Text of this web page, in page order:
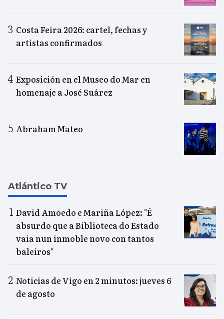
Costa Feira 2026: cartel, fechas y
artistas confirmados
Exposición en el Museo do Mar en
homenaje a José Suárez
Abraham Mateo
Atlántico TV
David Amoedo e Mariña López: "É
absurdo que a Biblioteca do Estado
vaia nun inmoble novo con tantos
baleiros"
Noticias de Vigo en 2 minutos: jueves 6
de agosto